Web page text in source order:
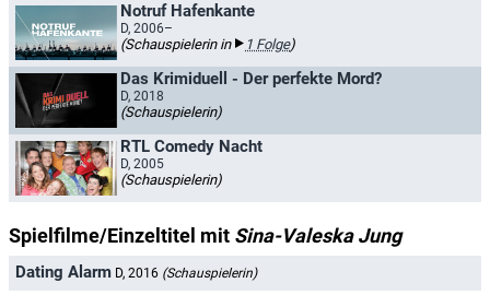
Notruf Hafenkante
D, 2006–
(Schauspielerin in 1 Folge)
Das Krimiduell - Der perfekte Mord?
D, 2018
(Schauspielerin)
RTL Comedy Nacht
D, 2005
(Schauspielerin)
Spielfilme/Einzeltitel mit Sina-Valeska Jung
Dating Alarm D, 2016 (Schauspielerin)